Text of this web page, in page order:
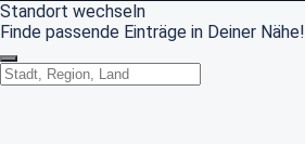
Standort wechseln
Finde passende Einträge in Deiner Nähe!
Standort wechseln